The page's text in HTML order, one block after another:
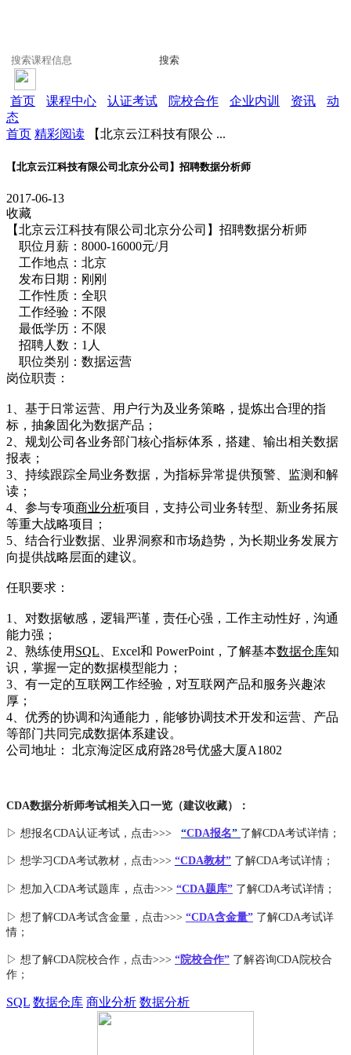
搜索
首页 课程中心 认证考试 院校合作 企业内训 资讯
动
态
首页 精彩阅读 【北京云江科技有限公 ...
【北京云江科技有限公司北京分公司】招聘数据分析师
2017-06-13
收藏
【北京云江科技有限公司北京分公司】招聘数据分析师
职位月薪：8000-16000元/月
工作地点：北京
发布日期：刚刚
工作性质：全职
工作经验：不限
最低学历：不限
招聘人数：1人
职位类别：数据运营
岗位职责：
1、基于日常运营、用户行为及业务策略，提炼出合理的指
标，抽象固化为数据产品；
2、规划公司各业务部门核心指标体系，搭建、输出相关数据
报表；
3、持续跟踪全局业务数据，为指标异常提供预警、监测和解
读；
4、参与专项商业分析项目，支持公司业务转型、新业务拓展
等重大战略项目；
5、结合行业数据、业界洞察和市场趋势，为长期业务发展方
向提供战略层面的建议。
任职要求：
1、对数据敏感，逻辑严谨，责任心强，工作主动性好，沟通
能力强；
2、熟练使用 SQL 、Excel和 PowerPoint，了解基本数据仓库知
识，掌握一定的数据模型能力；
3、有一定的互联网工作经验，对互联网产品和服务兴趣浓
厚；
4、优秀的协调和沟通能力，能够协调技术开发和运营、产品
等部门共同完成数据体系建设。
公司地址： 北京海淀区成府路28号优盛大厦A1802
CDA数据分析师考试相关入口一览（建议收藏）：
▷ 想报名CDA认证考试，点击>>> “CDA报名” 了解CDA考试详情；
▷ 想学习CDA考试教材，点击>>> “CDA教材” 了解CDA考试详情；
▷ 想加入CDA考试题库 ， 点击>>> “CDA题库” 了解CDA考试详情；
▷ 想了解CDA考试含金量 ，点击>>> “CDA含金量” 了解CDA考试详
情；
▷ 想了解CDA院校合作 ，点击>>> “院校合作” 了解咨询CDA院校合
作；
SQL 数据仓库 商业分析 数据分析